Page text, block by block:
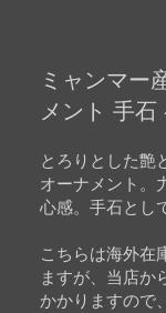
beginning
images
gallery
ミャンマー
メント 手
とろりとした艶
オーナメント。
心感。手石とし
こちらは海外在
ますが、当店か
かかりますので